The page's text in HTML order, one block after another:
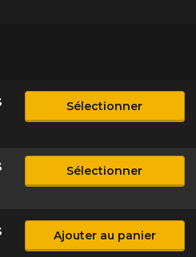
Sélectionner
Sélectionner
Ajouter au panier